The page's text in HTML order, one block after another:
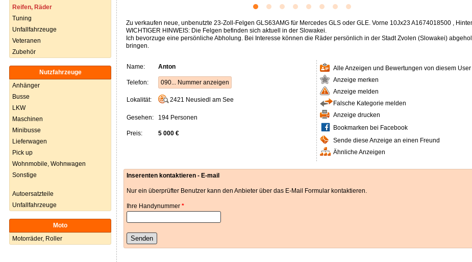
Reifen, Räder
Tuning
Unfallfahrzeuge
Veteranen
Zubehör
Nutzfahrzeuge
Anhänger
Busse
LKW
Maschinen
Minibusse
Lieferwagen
Pick up
Wohnmobile, Wohnwagen
Sonstige
Autoersatzteile
Unfallfahrzeuge
Moto
Motorräder, Roller
Zu verkaufen neue, unbenutzte 23-Zoll-Felgen GLS63AMG für Mercedes GLS oder GLE. Vorne 10Jx23 A1674018500 ,
WICHTIGER HINWEIS: Die Felgen befinden sich aktuell in der Slowakei.
Ich bevorzuge eine persönliche Abholung. Bei Interesse können die Räder persönlich in der Stadt Zvolen (Slowakei)
bringen.
Name: Anton
Telefon: 090... Nummer anzeigen
Lokalität: 2421 Neusiedl am See
Gesehen: 194 Personen
Preis: 5 000 €
Alle Anzeigen und Bewertungen von diesem User
Anzeige merken
Anzeige melden
Falsche Kategorie melden
Anzeige drucken
Bookmarken bei Facebook
Sende diese Anzeige an einen Freund
Ähnliche Anzeigen
Inserenten kontaktieren - E-mail
Nur ein überprüfter Benutzer kann den Anbieter über das E-Mail Formular kontaktieren.
Ihre Handynummer *
Senden